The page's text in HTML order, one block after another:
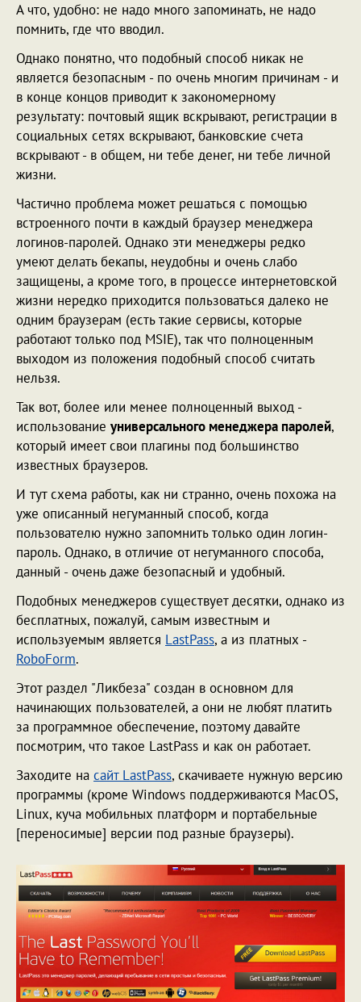
А что, удобно: не надо много запоминать, не надо
помнить, где что вводил.
Однако понятно, что подобный способ никак не
является безопасным - по очень многим причинам - и
в конце концов приводит к закономерному
результату: почтовый ящик вскрывают, регистрации в
социальных сетях вскрывают, банковские счета
вскрывают - в общем, ни тебе денег, ни тебе личной
жизни.
Частично проблема может решаться с помощью
встроенного почти в каждый браузер менеджера
логинов-паролей. Однако эти менеджеры редко
умеют делать бекапы, неудобны и очень слабо
защищены, а кроме того, в процессе интернетовской
жизни нередко приходится пользоваться далеко не
одним браузерам (есть такие сервисы, которые
работают только под MSIE), так что полноценным
выходом из положения подобный способ считать
нельзя.
Так вот, более или менее полноценный выход -
использование универсального менеджера паролей,
который имеет свои плагины под большинство
известных браузеров.
И тут схема работы, как ни странно, очень похожа на
уже описанный негуманный способ, когда
пользователю нужно запомнить только один логин-
пароль. Однако, в отличие от негуманного способа,
данный - очень даже безопасный и удобный.
Подобных менеджеров существует десятки, однако из
бесплатных, пожалуй, самым известным и
используемым является LastPass, а из платных -
RoboForm.
Этот раздел "Ликбеза" создан в основном для
начинающих пользователей, а они не любят платить
за программное обеспечение, поэтому давайте
посмотрим, что такое LastPass и как он работает.
Заходите на сайт LastPass, скачиваете нужную версию
программы (кроме Windows поддерживаются MacOS,
Linux, куча мобильных платформ и портабельные
[переносимые] версии под разные браузеры).